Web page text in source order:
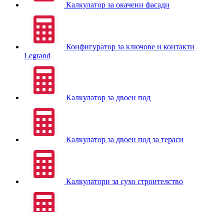
Калкулатор за окачени фасади
Конфигуратор за ключове и контакти
Legrand
Калкулатор за двоен под
Калкулатор за двоен под за тераси
Калкулатори за сухо строителство